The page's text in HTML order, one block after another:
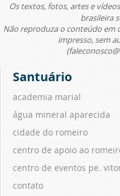
Os textos, fotos, artes e
brasileira
Não reproduza o conteúdo em
impresso, sem
Santuário
academia marial
água mineral aparecida
cidade do romeiro
centro de apoio ao
centro de eventos pe.
contato